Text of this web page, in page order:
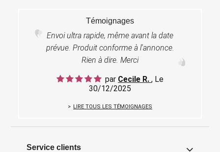
Témoignages
Envoi ultra rapide, même avant la date
prévue. Produit conforme à l'annonce.
Rien à dire. Merci
par Cecile R. , Le
30/12/2025
LIRE TOUS LES TÉMOIGNAGES
Service clients